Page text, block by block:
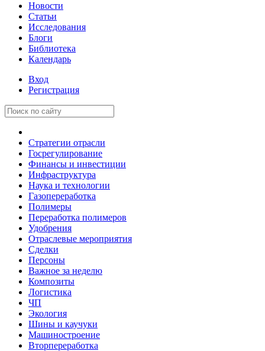
Новости
Статьи
Исследования
Блоги
Библиотека
Календарь
Вход
Регистрация
Стратегии отрасли
Госрегулирование
Финансы и инвестиции
Инфраструктура
Наука и технологии
Газопереработка
Полимеры
Переработка полимеров
Удобрения
Отраслевые мероприятия
Сделки
Персоны
Важное за неделю
Композиты
Логистика
ЧП
Экология
Шины и каучуки
Машиностроение
Вторпереработка